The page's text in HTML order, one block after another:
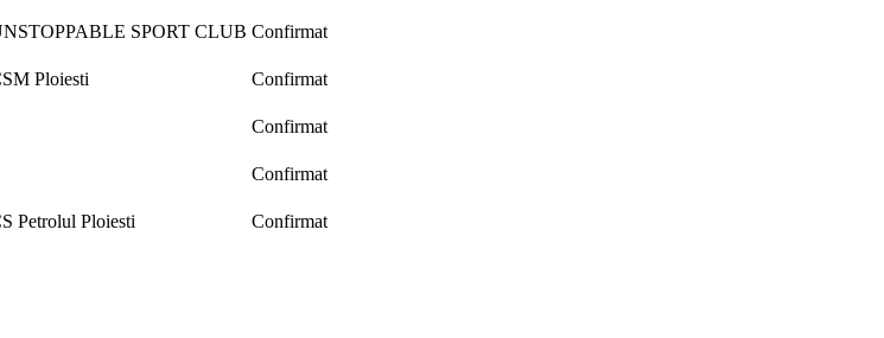
SPORT CLUB Confirmat
Ploiesti
Confirmat
Confirmat
Confirmat
Petrolul Ploiesti
Confirmat